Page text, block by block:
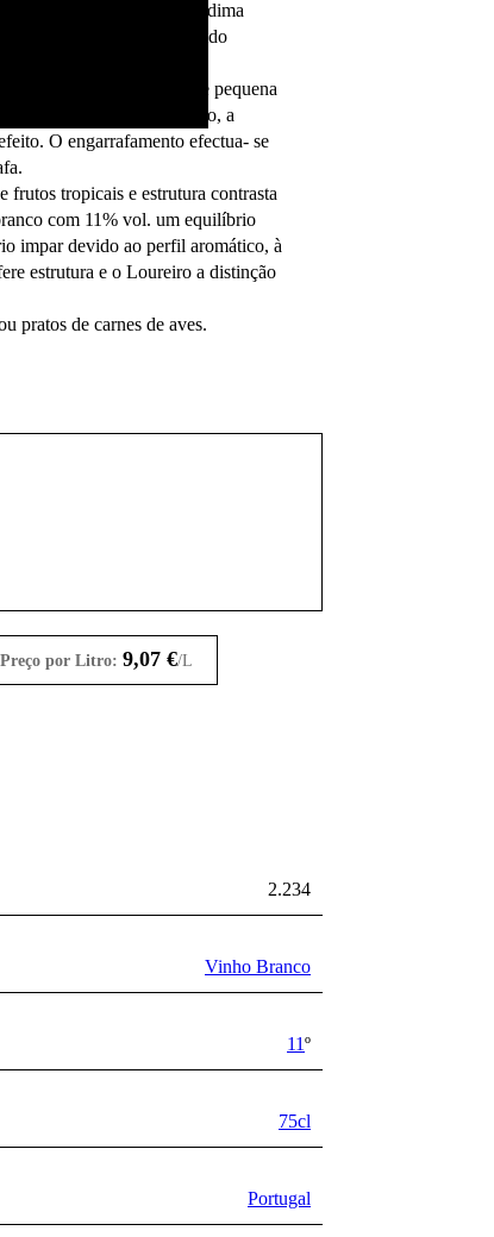
contribuindo para uma vindima
na Primavera tinha sido
em caixas de pequena
segue-se a fermentação, a
O engarrafamento efectua- se
tropicais e estrutura contrasta
com 11% vol. um equilíbrio
impar devido ao perfil aromático, à
estrutura e o Loureiro a distinção
pratos de carnes de aves.
Preço por Litro: 9,07€/L
2.234
Vinho Branco
11º
75cl
Portugal